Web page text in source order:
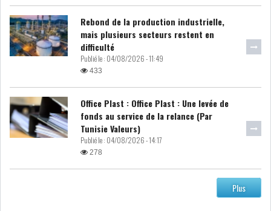
ALGÉRIE MAROC
LIBYE MAURITANIE
Rebond de la production industrielle,
mais plusieurs secteurs restent en
difficulté
Publié le : 04/08/2026 - 11:49
433
Office Plast : Office Plast : Une levée de
fonds au service de la relance (Par
Tunisie Valeurs)
Publié le : 04/08/2026 - 14:17
278
Plus